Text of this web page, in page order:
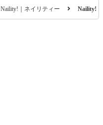
Naility!｜ネイリティー Naility!